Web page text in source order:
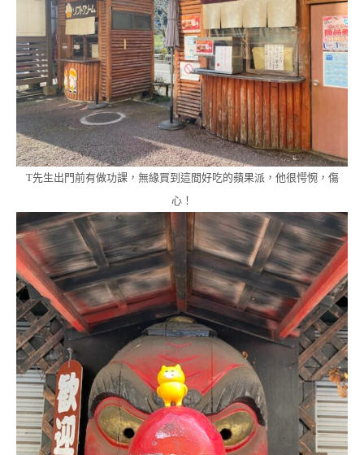
T先生出門前有做功課，無緣買到這間好吃的蘋果派，他很愕惋，傷
心！